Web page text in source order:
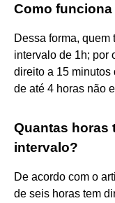
Como
Dessa forma,
intervalo de 1h; por
direito a 15 minutos
de até 4 horas não
Quantas horas
intervalo?
De acordo com o
de seis horas tem